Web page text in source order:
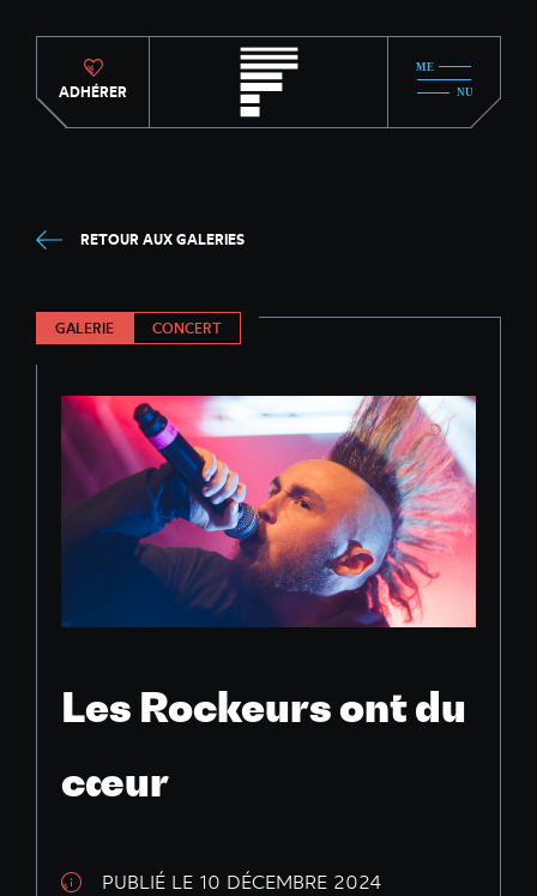
ADHÉRER
RETOUR AUX GALERIES
GALERIE CONCERT
Les Rockeurs ont du
cœur
PUBLIÉ LE 10 DÉCEMBRE 2024